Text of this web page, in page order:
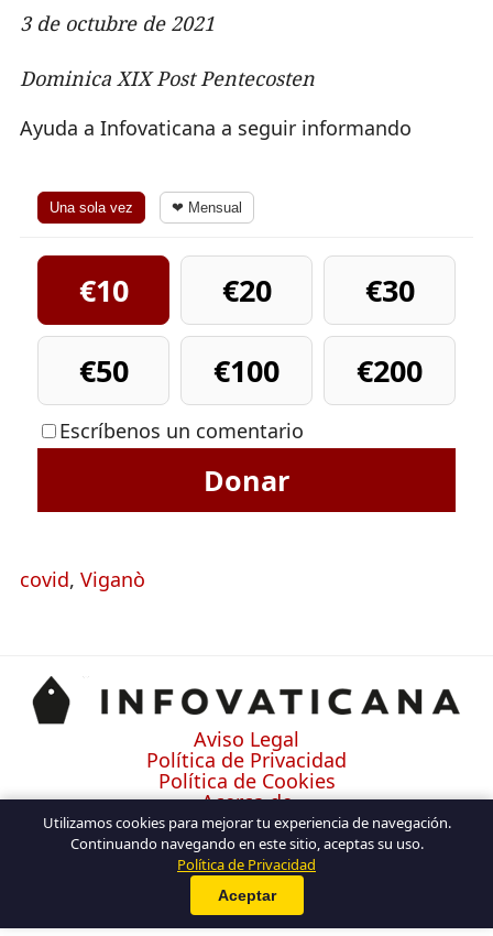
3 de octubre de 2021
Dominica XIX Post Pentecosten
Ayuda a Infovaticana a seguir informando
Una sola vez ❤ Mensual
€10 €20
€30
€50
€100 €200
Escríbenos un comentario
Donar
covid, Viganò
Aviso Legal
Política de Privacidad
Política de Cookies
Acerca de
Contacto
Utilizamos cookies para mejorar tu experiencia de navegación.
Continuando navegando en este sitio, aceptas su uso.
Política de Privacidad
Aceptar